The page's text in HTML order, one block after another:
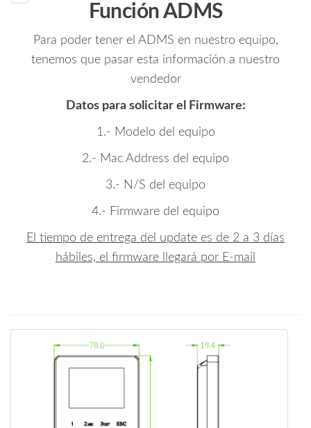
Función ADMS
Para poder tener el ADMS en nuestro equipo,
tenemos que pasar esta información a nuestro
vendedor
Datos para solicitar el Firmware:
1.- Modelo del equipo
2.- Mac Address del equipo
3.- N/S del equipo
4.- Firmware del equipo
El tiempo de entrega del update es de 2 a 3 días
hábiles, el firmware llegará por E-mail